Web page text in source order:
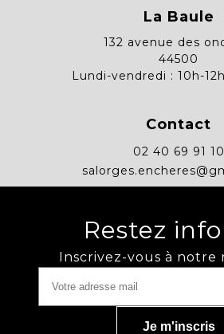
La Baule
132 avenue des
44500
Lundi-vendredi : 10h-
Contact
02 40 69 91 10
Restez
Inscrivez-vous à notre